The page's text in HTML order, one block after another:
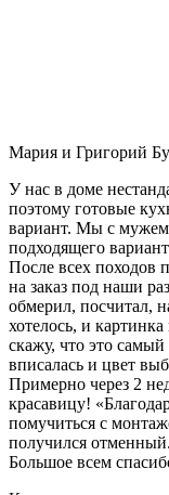
Мария и Григорий
У нас в доме
поэтому готовые
вариант. Мы с
подходящего
После всех походов
на заказ под наши
обмерил, посчитал,
хотелось, и
скажу, что это
вписалась и цвет
Примерно через 2
красавицу!
помучиться с
получился отменный.
Большое всем